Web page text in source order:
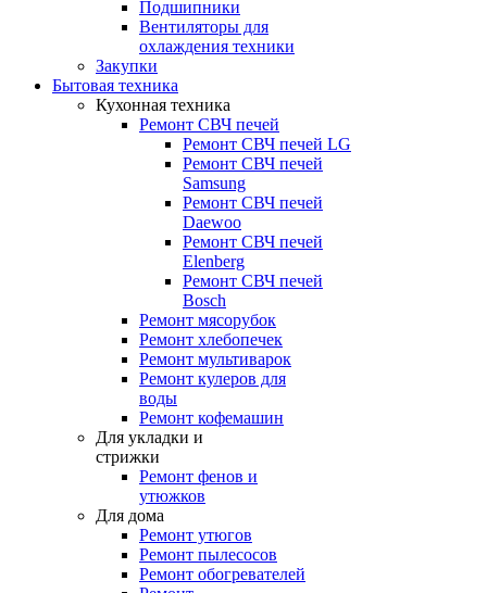
Подшипники
Вентиляторы для
охлаждения техники
Закупки
Бытовая техника
Кухонная техника
Ремонт СВЧ печей
Ремонт СВЧ печей LG
Ремонт СВЧ печей
Samsung
Ремонт СВЧ печей
Daewoo
Ремонт СВЧ печей
Elenberg
Ремонт СВЧ печей
Bosch
Ремонт мясорубок
Ремонт хлебопечек
Ремонт мультиварок
Ремонт кулеров для
воды
Ремонт кофемашин
Для укладки и
стрижки
Ремонт фенов и
утюжков
Для дома
Ремонт утюгов
Ремонт пылесосов
Ремонт обогревателей